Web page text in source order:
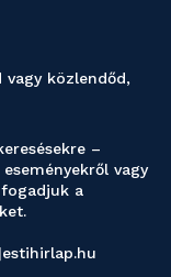
közlendőd,
–
vagy
a